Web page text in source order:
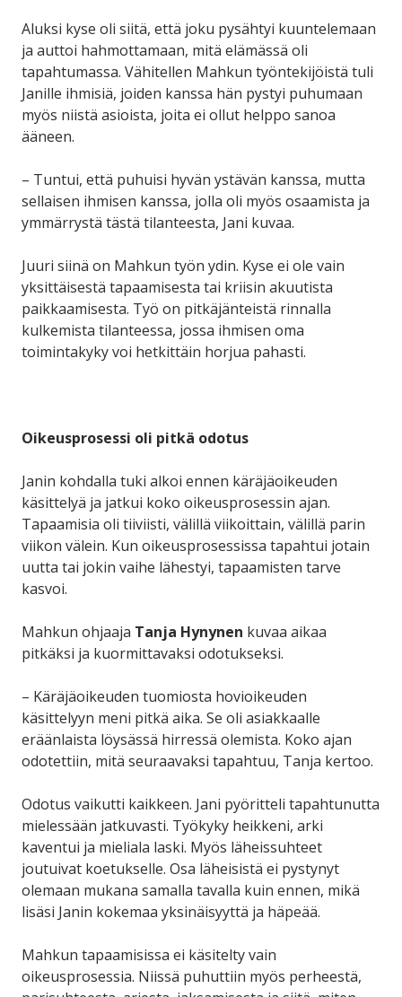
Aluksi kyse oli siitä, että joku pysähtyi kuuntelemaan
ja auttoi hahmottamaan, mitä elämässä oli
tapahtumassa. Vähitellen Mahkun työntekijöistä tuli
Janille ihmisiä, joiden kanssa hän pystyi puhumaan
myös niistä asioista, joita ei ollut helppo sanoa
ääneen.
– Tuntui, että puhuisi hyvän ystävän kanssa, mutta
sellaisen ihmisen kanssa, jolla oli myös osaamista ja
ymmärrystä tästä tilanteesta, Jani kuvaa.
Juuri siinä on Mahkun työn ydin. Kyse ei ole vain
yksittäisestä tapaamisesta tai kriisin akuutista
paikkaamisesta. Työ on pitkäjänteistä rinnalla
kulkemista tilanteessa, jossa ihmisen oma
toimintakyky voi hetkittäin horjua pahasti.
Oikeusprosessi oli pitkä odotus
Janin kohdalla tuki alkoi ennen käräjäoikeuden
käsittelyä ja jatkui koko oikeusprosessin ajan.
Tapaamisia oli tiiviisti, välillä viikoittain, välillä parin
viikon välein. Kun oikeusprosessissa tapahtui jotain
uutta tai jokin vaihe lähestyi, tapaamisten tarve
kasvoi.
Mahkun ohjaaja Tanja Hynynen kuvaa aikaa
pitkäksi ja kuormittavaksi odotukseksi.
– Käräjäoikeuden tuomiosta hovioikeuden
käsittelyyn meni pitkä aika. Se oli asiakkaalle
eräänlaista löysässä hirressä olemista. Koko ajan
odotettiin, mitä seuraavaksi tapahtuu, Tanja kertoo.
Odotus vaikutti kaikkeen. Jani pyöritteli tapahtunutta
mielessään jatkuvasti. Työkyky heikkeni, arki
kaventui ja mieliala laski. Myös läheissuhteet
joutuivat koetukselle. Osa läheisistä ei pystynyt
olemaan mukana samalla tavalla kuin ennen, mikä
lisäsi Janin kokemaa yksinäisyyttä ja häpeää.
Mahkun tapaamisissa ei käsitelty vain
oikeusprosessia. Niissä puhuttiin myös perheestä,